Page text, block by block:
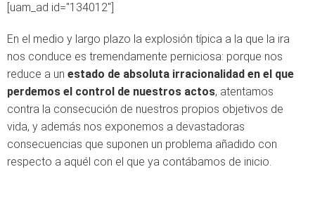
[uam_ad id="134012"]
En el medio y largo plazo la explosión típica a la que la ira
nos conduce es tremendamente perniciosa: porque nos
reduce a un estado de absoluta irracionalidad en el que
perdemos el control de nuestros actos, atentamos
contra la consecución de nuestros propios objetivos de
vida, y además nos exponemos a devastadoras
consecuencias que suponen un problema añadido con
respecto a aquél con el que ya contábamos de inicio.